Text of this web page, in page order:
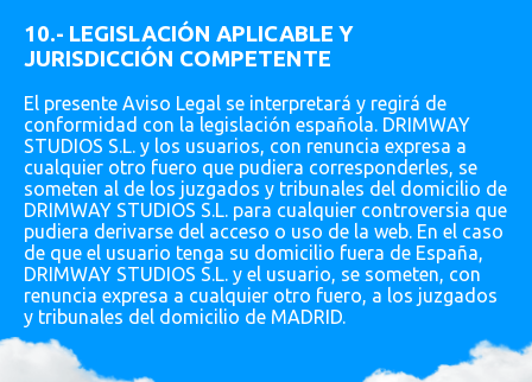
10.- LEGISLACIÓN APLICABLE Y
JURISDICCIÓN COMPETENTE
El presente Aviso Legal se interpretará y regirá de
conformidad con la legislación española. DRIMWAY
STUDIOS S.L. y los usuarios, con renuncia expresa a
cualquier otro fuero que pudiera corresponderles, se
someten al de los juzgados y tribunales del domicilio de
DRIMWAY STUDIOS S.L. para cualquier controversia que
pudiera derivarse del acceso o uso de la web. En el caso
de que el usuario tenga su domicilio fuera de España,
DRIMWAY STUDIOS S.L. y el usuario, se someten, con
renuncia expresa a cualquier otro fuero, a los juzgados
y tribunales del domicilio de MADRID.